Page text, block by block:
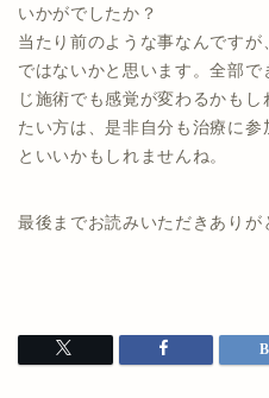
いかがでしたか？
当たり前のような事なんです
ではないかと思います。全部
じ施術でも感覚が変わるかも
たい方は、是非自分も治療に
といいかもしれませんね。
最後までお読みいただきありが